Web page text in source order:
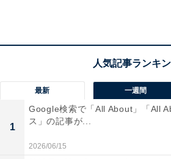
2位：焦り・不安が大きい
なかなか職場が決まらずに予想以
と、焦りや不安を感じる人も多い
最新 一週間
1
Google検索で「All About」「All
ス」の記事が...
2026/06/15